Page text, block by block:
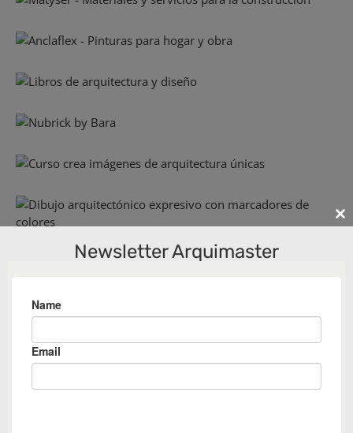
Newsletter Arquimaster